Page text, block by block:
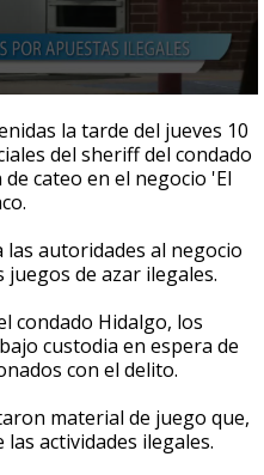
la tarde del jueves 10
del sheriff del condado
cateo en el negocio 'El
autoridades al negocio
de azar ilegales.
condado Hidalgo, los
custodia en espera de
con el delito.
material de juego que,
actividades ilegales.